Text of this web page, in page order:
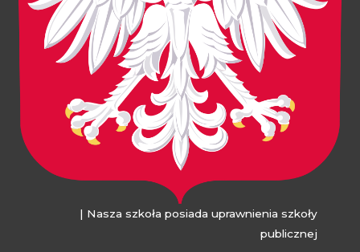
| Nasza szkoła posiada uprawnienia szkoły
publicznej